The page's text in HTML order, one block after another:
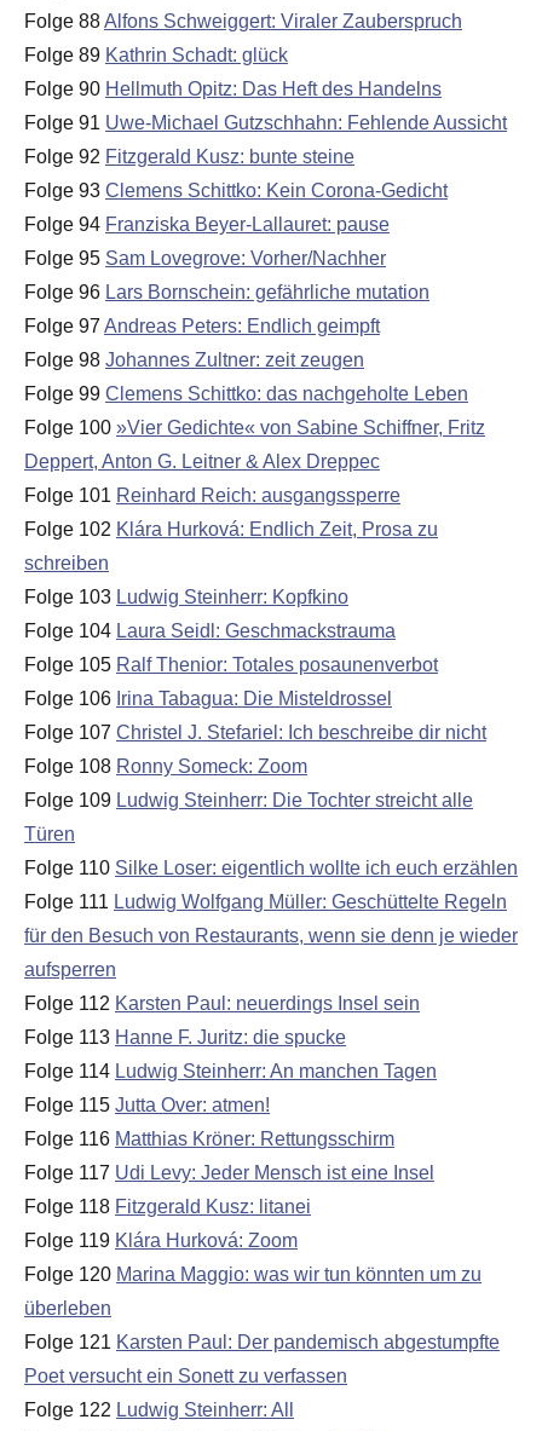
Folge 88Alfons Schweiggert: Viraler Zauberspruch
Folge 89 Kathrin Schadt: glück
Folge 90 Hellmuth Opitz: Das Heft des Handelns
Folge 91 Uwe-Michael Gutzschhahn: Fehlende Aussicht
Folge 92 Fitzgerald Kusz: bunte steine
Folge 93 Clemens Schittko: Kein Corona-Gedicht
Folge 94 Franziska Beyer-Lallauret: pause
Folge 95 Sam Lovegrove: Vorher/Nachher
Folge 96 Lars Bornschein: gefährliche mutation
Folge 97 Andreas Peters: Endlich geimpft
Folge 98 Johannes Zultner: zeit zeugen
Folge 99 Clemens Schittko: das nachgeholte Leben
Folge 100 »Vier Gedichte« von Sabine Schiffner, Fritz
Deppert, Anton G. Leitner & Alex Dreppec
Folge 101 Reinhard Reich: ausgangssperre
Folge 102 Klára Hurková: Endlich Zeit, Prosa zu
schreiben
Folge 103 Ludwig Steinherr: Kopfkino
Folge 104 Laura Seidl: Geschmackstrauma
Folge 105 Ralf Thenior: Totales posaunenverbot
Folge 106 Irina Tabagua: Die Misteldrossel
Folge 107 Christel J. Stefariel: Ich beschreibe dir nicht
Folge 108 Ronny Someck: Zoom
Folge 109 Ludwig Steinherr: Die Tochter streicht alle
Türen
Folge 110 Silke Loser: eigentlich wollte ich euch erzählen
Folge 111 Ludwig Wolfgang Müller: Geschüttelte Regeln
für den Besuch von Restaurants, wenn sie denn je wieder
aufsperren
Folge 112 Karsten Paul: neuerdings Insel sein
Folge 113 Hanne F. Juritz: die spucke
Folge 114 Ludwig Steinherr: An manchen Tagen
Folge 115 Jutta Over: atmen!
Folge 116 Matthias Kröner: Rettungsschirm
Folge 117 Udi Levy: Jeder Mensch ist eine Insel
Folge 118 Fitzgerald Kusz: litanei
Folge 119 Klára Hurková: Zoom
Folge 120 Marina Maggio: was wir tun könnten um zu
überleben
Folge 121 Karsten Paul: Der pandemisch abgestumpfte
Poet versucht ein Sonett zu verfassen
Folge 122 Ludwig Steinherr: All